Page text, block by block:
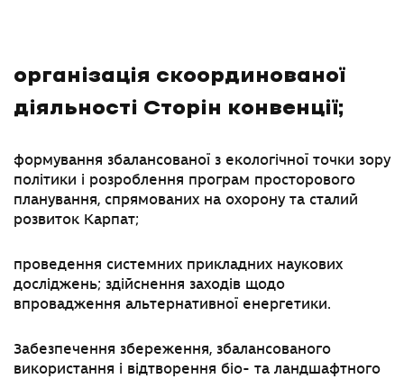
організація скоординованої
діяльності Сторін конвенції;
формування збалансованої з екологічної точки зору
політики і розроблення програм просторового
планування, спрямованих на охорону та сталий
розвиток Карпат;
проведення системних прикладних наукових
досліджень; здійснення заходів щодо
впровадження альтернативної енергетики.
Забезпечення збереження, збалансованого
використання і відтворення біо- та ландшафтного